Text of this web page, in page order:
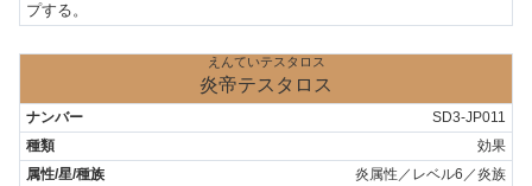
プする。
えんていテスタロス
炎帝テスタロス
SD3-JP011
効果
炎属性／レベル6／炎族